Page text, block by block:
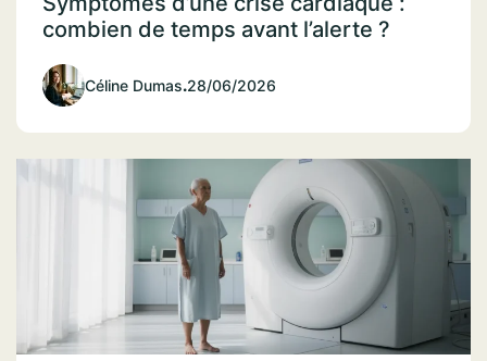
combien de temps avant l’alerte ?
Céline Dumas.28/06/2026